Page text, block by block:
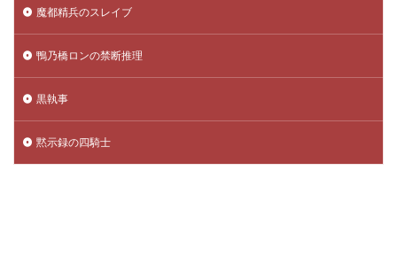
魔都精兵のスレイブ
鴨乃橋ロンの禁断推理
黒執事
黙示録の四騎士